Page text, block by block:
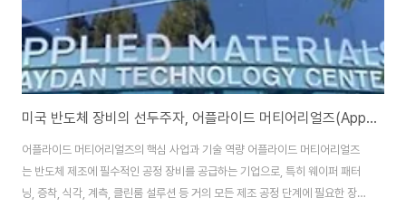
미국 반도체 장비의 선두주자, 어플라이드 머티어리얼즈(Applied Materials) 기업 분석
어플라이드 머티어리얼즈의 핵심 사업과 기술 역량 어플라이드 머티어리얼즈
는 반도체 제조에 필수적인 공정 장비를 공급하는 기업으로, 특히 웨이퍼 패터
닝, 증착, 식각, 계측, 클린룸 설루션 등 거의 모든 제조 공정 단계에 필요한 장